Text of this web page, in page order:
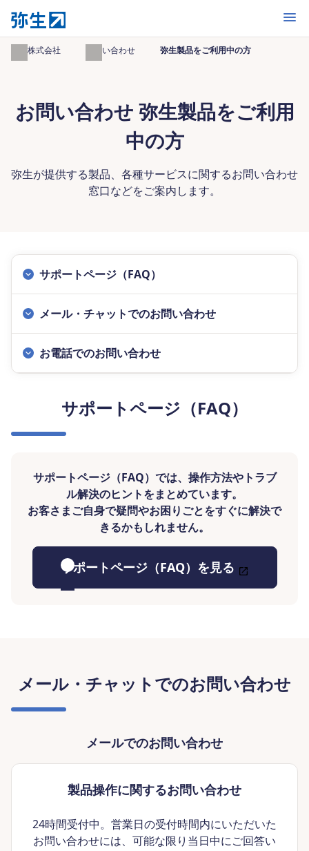
開く
弥生株式会社 お問い合わせ 弥生製品をご利用中の方
お問い合わせ 弥生製品をご利用
中の方
弥生が提供する製品、各種サービスに関するお問い合わせ
窓口などをご案内します。
サポートページ（FAQ）
メール・チャットでのお問い合わせ
お電話でのお問い合わせ
サポートページ（FAQ）
サポートページ（FAQ）では、操作方法やトラブ
ル解決のヒントをまとめています。
お客さまご自身で疑問やお困りごとをすぐに解決で
きるかもしれません。
サポートページ（FAQ）を見る
メール・チャットでのお問い合わせ
メールでのお問い合わせ
製品操作に関するお問い合わせ
24時間受付中。営業日の受付時間内にいただいた
お問い合わせには、可能な限り当日中にご回答い